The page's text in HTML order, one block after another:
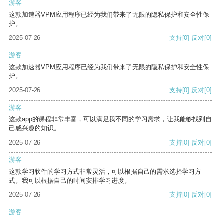
游客
这款加速器VPM应用程序已经为我们带来了无限的隐私保护和安全性保
护。
2025-07-26
支持[0] 反对[0]
游客
这款加速器VPM应用程序已经为我们带来了无限的隐私保护和安全性保
护。
2025-07-26
支持[0] 反对[0]
游客
这款app的课程非常丰富，可以满足我不同的学习需求，让我能够找到自
己感兴趣的知识。
2025-07-26
支持[0] 反对[0]
游客
这款学习软件的学习方式非常灵活，可以根据自己的需求选择学习方
式。我可以根据自己的时间安排学习进度。
2025-07-26
支持[0] 反对[0]
游客